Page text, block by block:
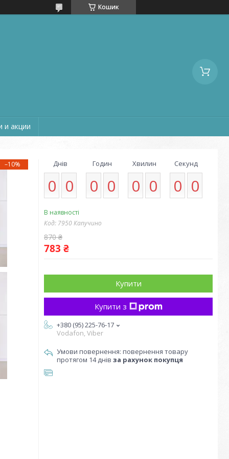
Кошик
и акции
–10% Днів
0 0
Годин
0 0
Хвилин
0 0
Секунд
0 0
В наявності
Код: 7950 Капучино
870 ₴
783 ₴
Купити
Купити з
+380 (95) 225-76-17
Vodafon, Viber
повернення товару
протягом 14 днів за рахунок покупця